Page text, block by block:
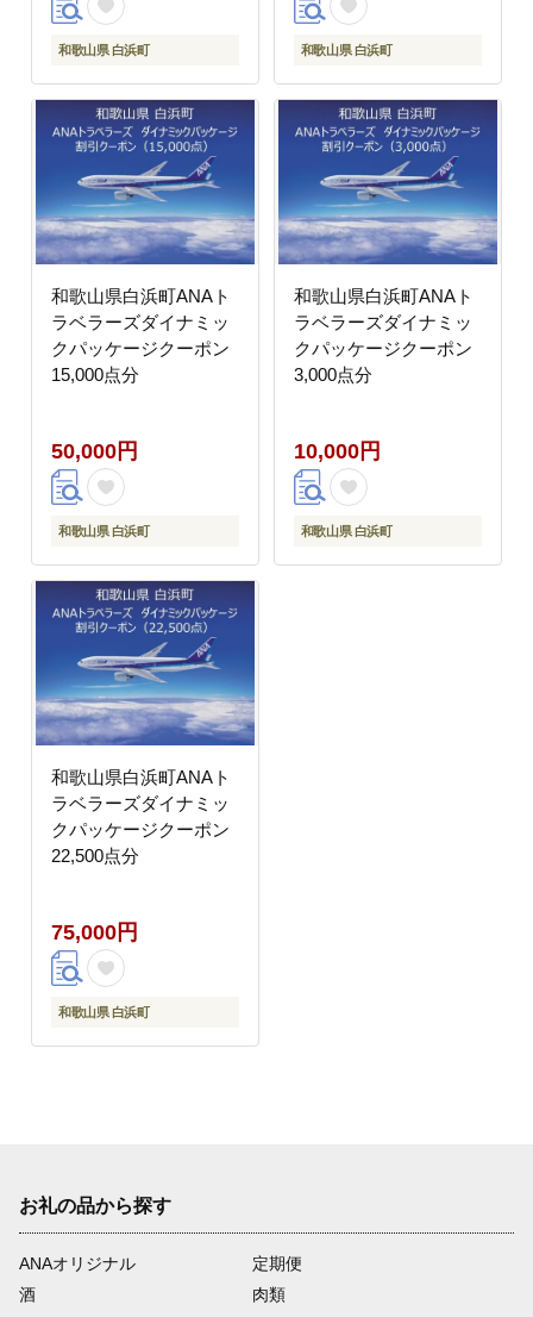
和歌山県 白浜町 和歌山県 白浜町
和歌山県白浜町ANAト
ラベラーズダイナミッ
クパッケージクーポン
15,000点分
50,000円
和歌山県 白浜町
和歌山県白浜町ANAト
ラベラーズダイナミッ
クパッケージクーポン
3,000点分
10,000円
和歌山県 白浜町
和歌山県白浜町ANAト
ラベラーズダイナミッ
クパッケージクーポン
22,500点分
75,000円
和歌山県 白浜町
お礼の品から探す
ANAオリジナル
定期便
酒
肉類